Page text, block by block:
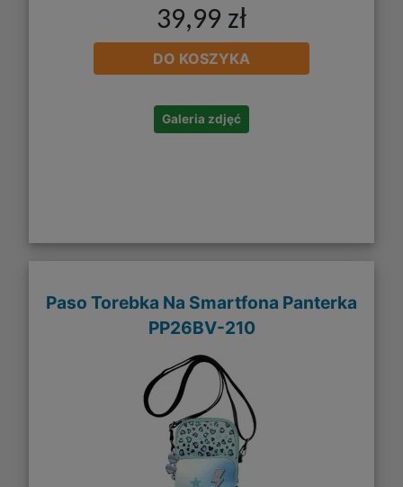
39,99 zł
DO KOSZYKA
Galeria zdjęć
Paso Torebka Na Smartfona Panterka
PP26BV-210